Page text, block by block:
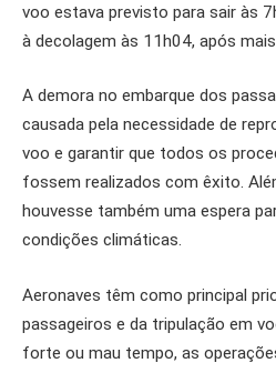
voo estava previsto para sair às
à decolagem às 11h04, após
A demora no embarque dos
causada pela necessidade de
voo e garantir que todos os
fossem realizados com êxito.
houvesse também uma espera
condições climáticas.
Aeronaves têm como principal
passageiros e da tripulação em
forte ou mau tempo, as